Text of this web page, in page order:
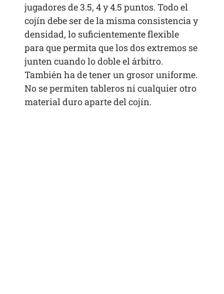
jugadores de 3.5, 4 y 4.5 puntos. Todo el
cojín debe ser de la misma consistencia y
densidad, lo suficientemente flexible
para que permita que los dos extremos se
junten cuando lo doble el árbitro.
También ha de tener un grosor uniforme.
No se permiten tableros ni cualquier otro
material duro aparte del cojín.